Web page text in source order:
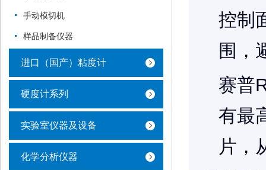
手动模切机
样品制备仪器
进口（国产）粘度计
硬度计系列
实验室仪器及设备
化学分析仪器
控制
围，
赛普
有最
片，